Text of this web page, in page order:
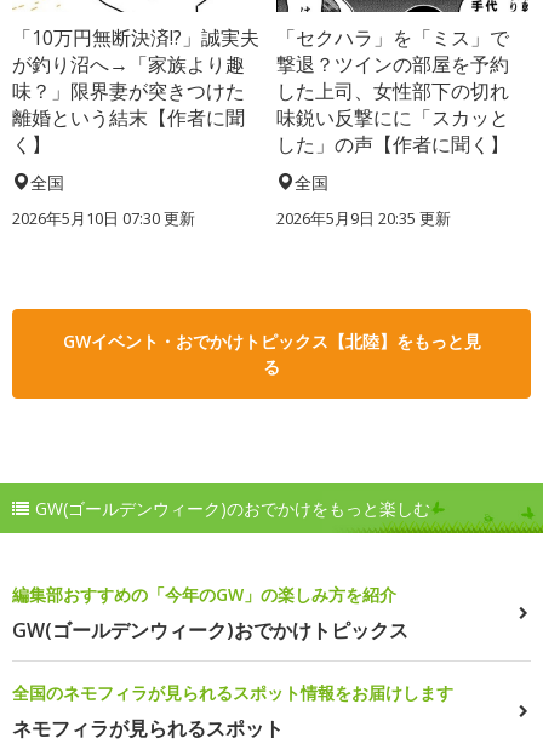
「10万円無断決済!?」誠実夫
が釣り沼へ→「家族より趣
味？」限界妻が突きつけた
離婚という結末【作者に聞
く】
全国
2026年5月10日 07:30 更新
「セクハラ」を「ミス」で
撃退？ツインの部屋を予約
した上司、女性部下の切れ
味鋭い反撃にに「スカッと
した」の声【作者に聞く】
全国
2026年5月9日 20:35 更新
GWイベント・おでかけトピックス【北陸】をもっと見
る
GW(ゴールデンウィーク)のおでかけをもっと楽しむ
編集部おすすめの「今年のGW」の楽しみ方を紹介
GW(ゴールデンウィーク)おでかけトピックス
全国のネモフィラが見られるスポット情報をお届けします
ネモフィラが見られるスポット